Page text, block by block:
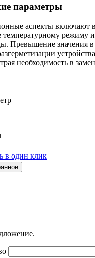
параметры
аспекты включают
температурному режиму
Превышение значения
необходимость в
в один клик